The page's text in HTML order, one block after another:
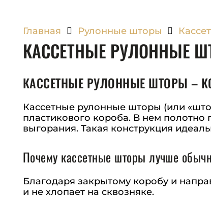
Главная Рулонные шторы
КАССЕТНЫЕ РУЛОННЫЕ
КАССЕТНЫЕ РУЛОННЫЕ ШТОРЫ –
Кассетные рулонные шторы (или
пластикового короба. В нем
выгорания. Такая конструкция
Почему кассетные шторы лучше
Благодаря закрытому коробу и
и не хлопает на сквозняке.